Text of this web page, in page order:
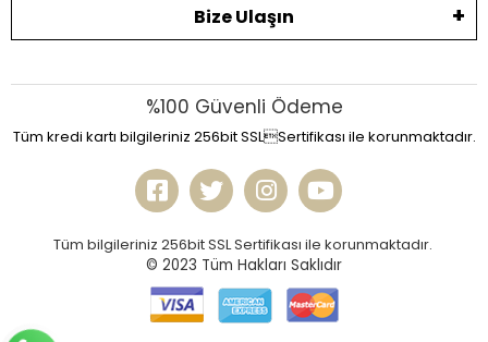
Bize Ulaşın
%100 Güvenli Ödeme
Tüm kredi kartı bilgileriniz 256bit SSLSertifikası ile korunmaktadır.
Tüm bilgileriniz 256bit SSL Sertifikası ile korunmaktadır.
© 2023 Tüm Hakları Saklıdır